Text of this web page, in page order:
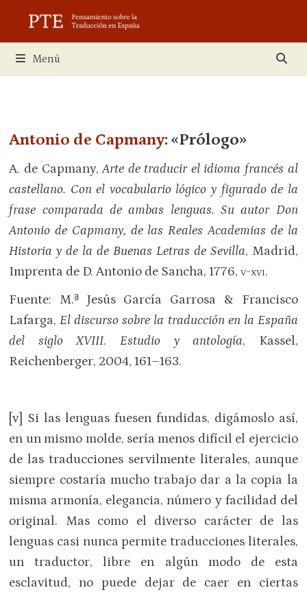
contenido
Menú
Antonio de Capmany: «Prólogo»
A. de Capmany,Arte de traducir el idioma francés al
castellano. Con el vocabulario lógico y figurado de la
frase comparada de ambas lenguas. Su autor Don
Antonio de Capmany, de las Reales Academias de la
Historia y de la de Buenas Letras de Sevilla, Madrid,
Imprenta de D. Antonio de Sancha, 1776,v-xvi.
Fuente: M.ª Jesús García Garrosa & Francisco
Lafarga,El discurso sobre la traducción en la España
del siglo XVIII. Estudio y antología, Kassel,
Reichenberger, 2004, 161–163.
[v] Si las lenguas fuesen fundidas, digámoslo así,
en un mismo molde, sería menos difícil el ejercicio
de las traducciones servilmente literales, aunque
siempre costaría mucho trabajo dar a la copia la
misma armonía, elegancia, número y facilidad del
original. Mas como el diverso carácter de las
lenguas casi nunca permite traducciones literales,
un traductor, libre en algún modo de esta
esclavitud, no puede dejar de caer en ciertas